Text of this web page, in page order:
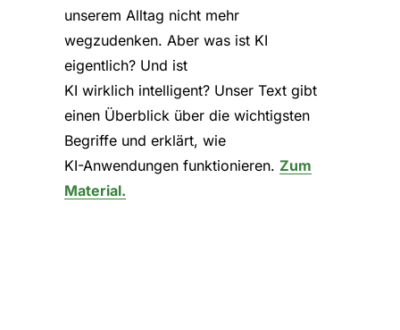
unserem Alltag nicht mehr
wegzudenken. Aber was ist KI
eigentlich? Und ist
KI wirklich intelligent? Unser Text gibt
einen Überblick über die wichtigsten
Begriffe und erklärt, wie
KI-Anwendungen funktionieren. Zum
Material.